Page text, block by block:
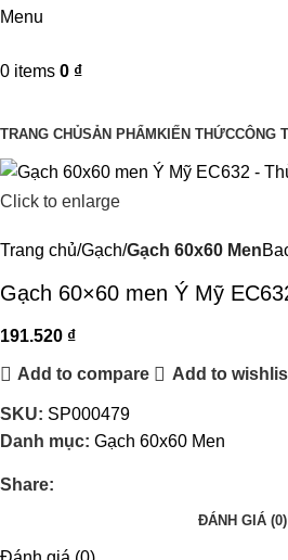
Menu
0 items 0 ₫
TRANG CHỦSẢN PHẨM KIẾN THỨCCÔNG
Click to enlarge
Trang chủ Gạch Gạch 60x60 Men
Gạch 60×60 men Ý Mỹ
191.520 ₫
Add to compare Add to
SKU: SP000479
Danh mục: Gạch 60x60 Men
Share:
ĐÁNH GIÁ (0)